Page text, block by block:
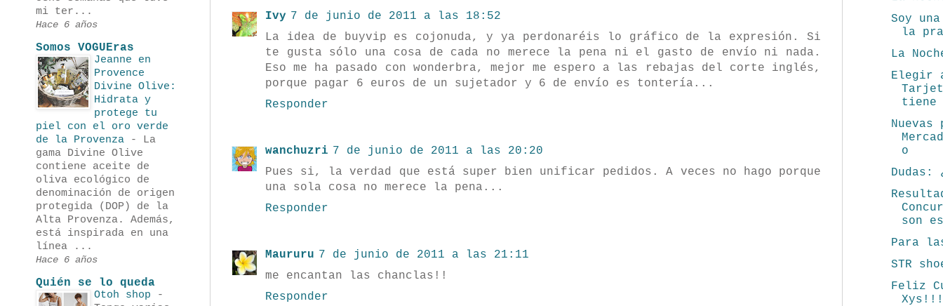
Ivy 7 de junio de 2011 a las 18:52
La idea de buyvip es cojonuda, y ya perdonaréis lo gráfico de la expresión. Si
te gusta sólo una cosa de cada no merece la pena ni el gasto de envío ni nada.
Eso me ha pasado con wonderbra, mejor me espero a las rebajas del corte inglés,
porque pagar 6 euros de un sujetador y 6 de envío es tontería...
Responder
wanchuzri 7 de junio de 2011 a las 20:20
Pues si, la verdad que está super bien unificar pedidos. A veces no hago porque
una sola cosa no merece la pena...
Responder
Maururu 7 de junio de 2011 a las 21:11
me encantan las chanclas!!
Responder
mi ter...
Hace 6 años
Somos VOGUEras
Jeanne en
Provence
Divine Olive:
Hidrata y
protege tu
piel con el oro verde
de la Provenza
- La
gama Divine Olive
contiene aceite de
oliva ecológico de
denominación de origen
protegida (DOP) de la
Alta Provenza. Además,
está inspirada en una
línea ...
Hace 6 años
Quién se lo queda
Otoh shop
-
Soy
la
La
Elegir
tiene
o
Dudas:
son
Para
STR
Feliz
Xys!!!